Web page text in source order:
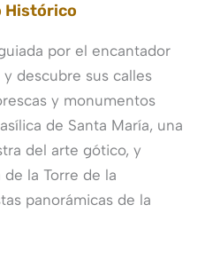
Histórico
por el encantador
descubre sus calles
y monumentos
de Santa María, una
del arte gótico, y
la Torre de la
panorámicas de la